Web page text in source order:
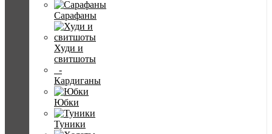
Сарафаны
Худи и
свитшоты
-
Кардиганы
Юбки
Туники